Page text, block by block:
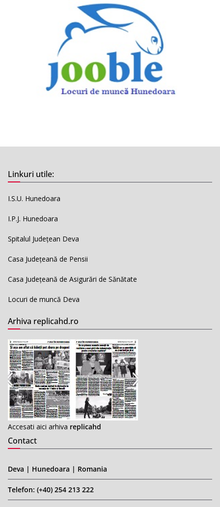
Linkuri utile:
I.S.U. Hunedoara
I.P.J. Hunedoara
Spitalul Județean Deva
Casa Județeană de Pensii
Casa Județeană de Asigurări de Sănătate
Locuri de muncă Deva
Arhiva replicahd.ro
Accesati aici arhiva replicahd
Contact
Deva | Hunedoara | Romania
Telefon: (+40) 254 213 222